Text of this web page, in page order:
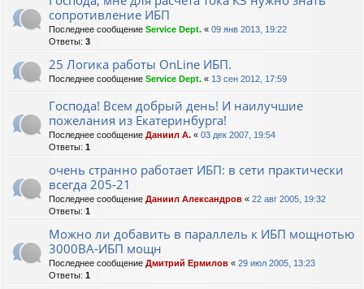
сопротивление ИБП
Последнее сообщение Service Dept. « 09 янв 2013, 19:22
Ответы: 3
25 Логика работы OnLine ИБП.
Последнее сообщение Service Dept. « 13 сен 2012, 17:59
Господа! Всем добрый день! И наилучшие
пожелания из Екатеринбурга!
Последнее сообщение Даниил А. « 03 дек 2007, 19:54
Ответы: 1
очень странно работает ИБП: в сети практически
всегда 205-21
Последнее сообщение Даниил Александров « 22 авг 2005, 19:32
Ответы: 1
Можно ли добавить в параллель к ИБП мощнотью
3000ВА-ИБП мощн
Последнее сообщение Дмитрий Ермилов « 29 июл 2005, 13:23
Ответы: 1